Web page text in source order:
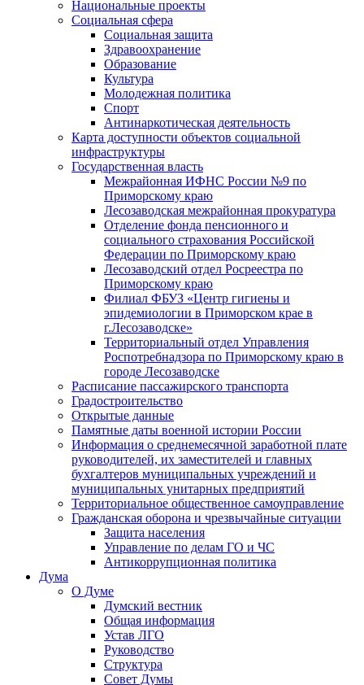
Национальные проекты
Социальная сфера
Социальная защита
Здравоохранение
Образование
Культура
Молодежная политика
Спорт
Антинаркотическая деятельность
Карта доступности объектов социальной
инфраструктуры
Государственная власть
Межрайонная ИФНС России №9 по
Приморскому краю
Лесозаводская межрайонная прокуратура
Отделение фонда пенсионного и
социального страхования Российской
Федерации по Приморскому краю
Лесозаводский отдел Росреестра по
Приморскому краю
Филиал ФБУЗ «Центр гигиены и
эпидемиологии в Приморском крае в
г.Лесозаводске»
Территориальный отдел Управления
Роспотребнадзора по Приморскому краю в
городе Лесозаводске
Расписание пассажирского транспорта
Градостроительство
Открытые данные
Памятные даты военной истории России
Информация о среднемесячной заработной плате
руководителей, их заместителей и главных
бухгалтеров муниципальных учреждений и
муниципальных унитарных предприятий
Территориальное общественное самоуправление
Гражданская оборона и чрезвычайные ситуации
Защита населения
Управление по делам ГО и ЧС
Антикоррупционная политика
Дума
О Думе
Думский вестник
Общая информация
Устав ЛГО
Руководство
Структура
Совет Думы